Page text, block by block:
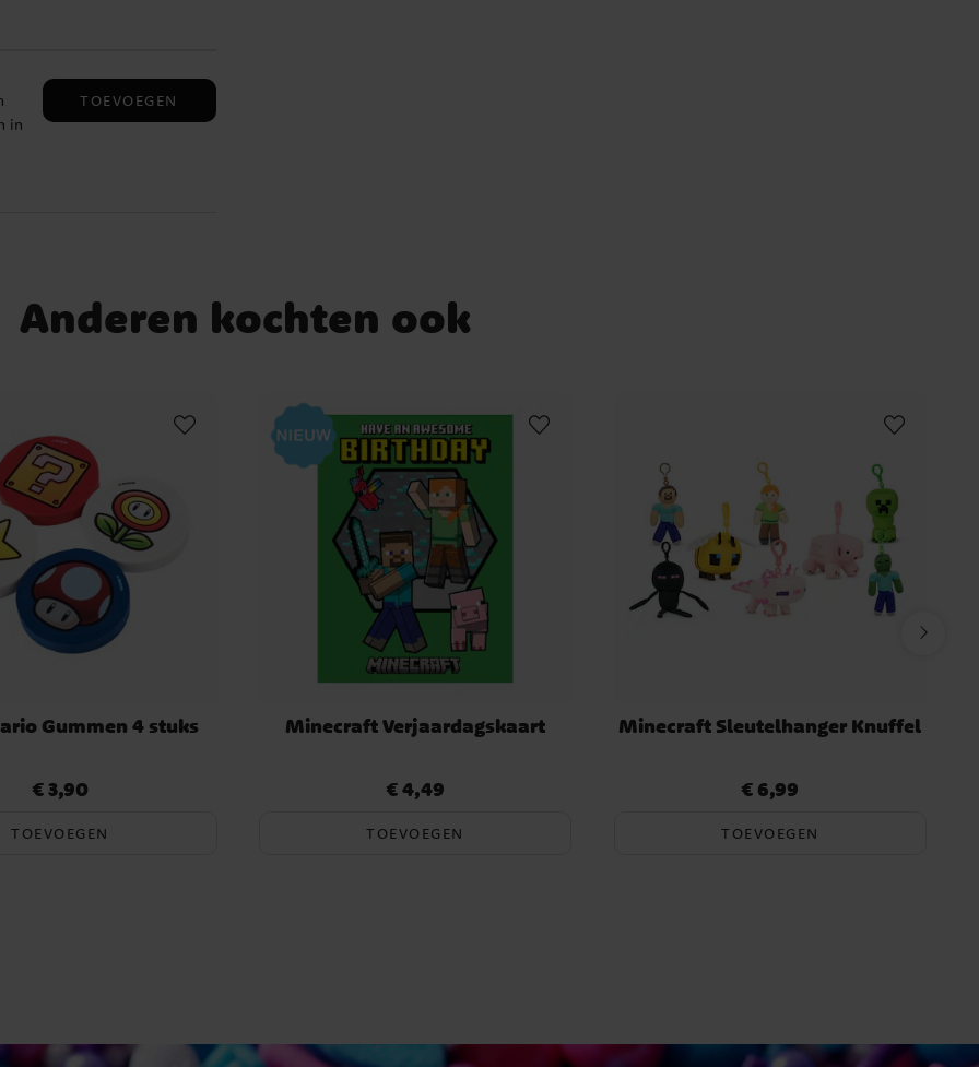
in
TOEVOEGEN
Anderen kochten ook
Gummen 4 stuks
Prijs:€ 3,90
€ 3,90
TOEVOEGEN
Minecraft Verjaardagskaart
Prijs:€ 4,49
€ 4,49
TOEVOEGEN
Minecraft Sleutelhanger Knuffel
Prijs:€ 6,99
€ 6,99
TOEVOEGEN